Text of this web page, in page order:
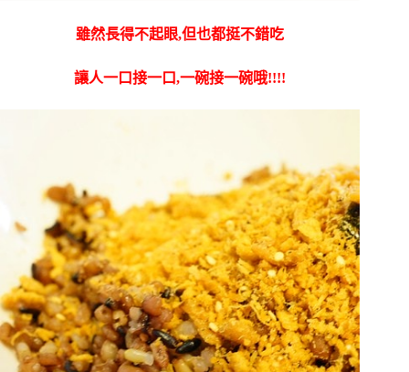
雖然長得不起眼,但也都挺不錯吃
讓人一口接一口,一碗接一碗哦!!!!